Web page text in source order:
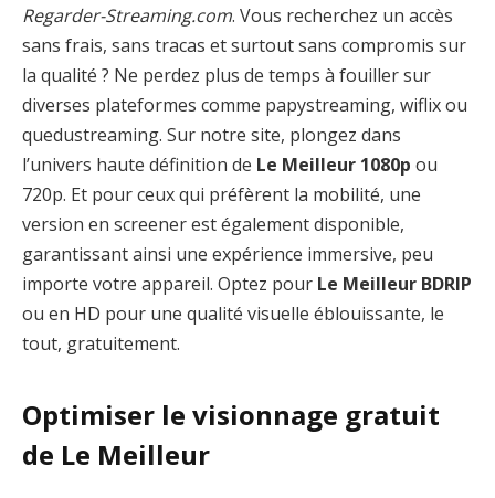
Regarder-Streaming.com. Vous recherchez un accès
sans frais, sans tracas et surtout sans compromis sur
la qualité ? Ne perdez plus de temps à fouiller sur
diverses plateformes comme papystreaming, wiflix ou
quedustreaming. Sur notre site, plongez dans
l’univers haute définition de Le Meilleur 1080p ou
720p. Et pour ceux qui préfèrent la mobilité, une
version en screener est également disponible,
garantissant ainsi une expérience immersive, peu
importe votre appareil. Optez pour Le Meilleur BDRIP
ou en HD pour une qualité visuelle éblouissante, le
tout, gratuitement.
Optimiser le visionnage gratuit
de Le Meilleur